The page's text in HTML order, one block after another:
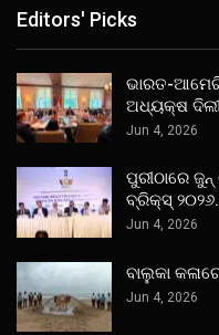
Editors' Picks
ଭାରତ-
ଅଧ୍ୟକ୍ଷ
Jun 4, 2026
ପୁରୀଠାରେ
ବ୍ରିକ୍ସ୍
Jun 4, 2026
ବାଲୁକା
Jun 4, 2026